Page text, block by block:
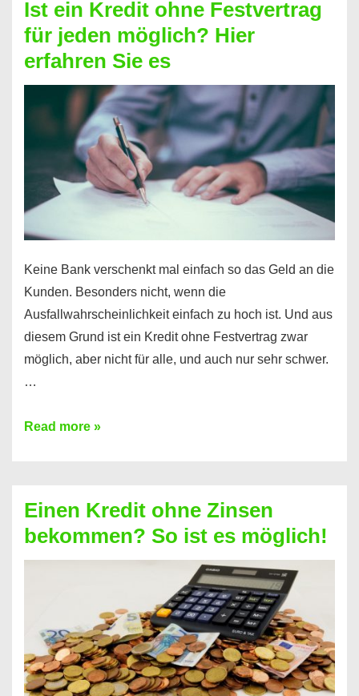
Prepaid
ist
nicht
nur
für
Handy
möglich!
Ist ein Kredit ohne Festvertrag
für jeden möglich? Hier
erfahren Sie es
Keine Bank verschenkt mal einfach so das Geld an die
Kunden. Besonders nicht, wenn die
Ausfallwahrscheinlichkeit einfach zu hoch ist. Und aus
diesem Grund ist ein Kredit ohne Festvertrag zwar
möglich, aber nicht für alle, und auch nur sehr schwer.
…
Ist
Festvertrag
für
jeden
erfahren
Sie
es
Read more »
Einen Kredit ohne Zinsen
bekommen? So ist es möglich!